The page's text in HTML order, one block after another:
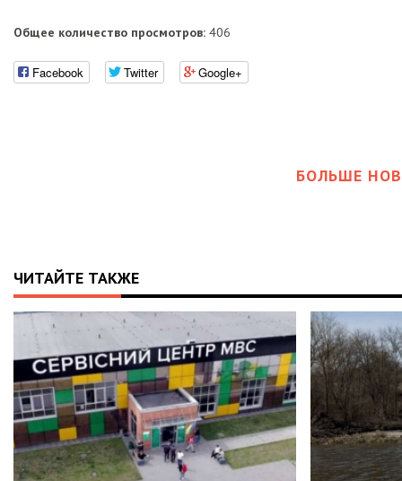
Общее количество просмотров: 406
Facebook Twitter Google+
БОЛЬШЕ
ЧИТАЙТЕ ТАКЖЕ